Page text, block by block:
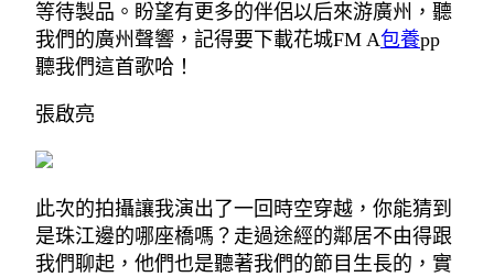
等待製品。盼望有更多的伴侶以后來游廣州，聽
我們的廣州聲響，記得要下載花城FM A包養pp
聽我們這首歌哈！
張啟亮
此次的拍攝讓我演出了一回時空穿越，你能猜到
是珠江邊的哪座橋嗎？走過途經的鄰居不由得跟
我們聊起，他們也是聽著我們的節目生長的，實